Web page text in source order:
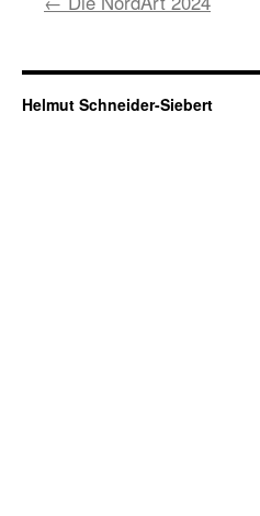
Helmut Schneider-Siebert